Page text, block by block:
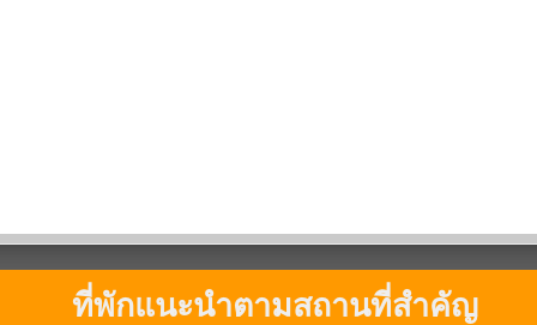
ที่พักแนะนำตามสถานที่สำคัญ